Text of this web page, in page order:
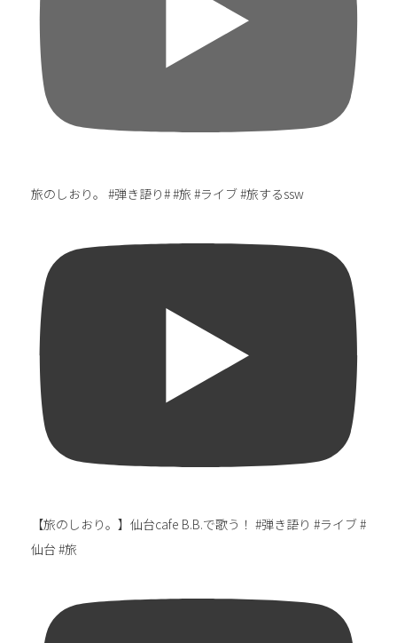
旅のしおり。 #弾き語り# #旅 #ライブ #旅するssw
【旅のしおり。】仙台cafe B.B.で歌う！ #弾き語り #ライブ #
仙台 #旅